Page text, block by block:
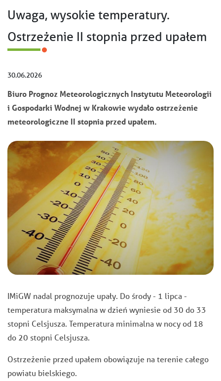
Uwaga, wysokie temperatury.
Ostrzeżenie II stopnia przed upałem
30.06.2026
Biuro Prognoz Meteorologicznych Instytutu Meteorologii
i Gospodarki Wodnej w Krakowie wydało ostrzeżenie
meteorologiczne II stopnia przed upałem.
IMiGW nadal prognozuje upały. Do środy - 1 lipca -
temperatura maksymalna w dzień wyniesie od 30 do 33
stopni Celsjusza. Temperatura minimalna w nocy od 18
do 20 stopni Celsjusza.
Ostrzeżenie przed upałem obowiązuje na terenie całego
powiatu bielskiego.